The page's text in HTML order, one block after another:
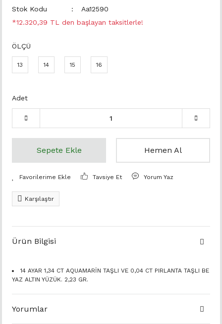
Stok Kodu
Aa12590
*12.320,39 TL den başlayan taksitlerle!
ÖLÇÜ
13 14 15 16
Adet
Sepete Ekle Hemen Al
Tavsiye Et Yorum Yaz
Karşılaştır
Ürün Bilgisi
14 AYAR 1,34 CT AQUAMARİN TAŞLI VE 0,04 CT PIRLANTA TAŞLI BE
YAZ ALTIN YÜZÜK. 2,23 GR.
Yorumlar